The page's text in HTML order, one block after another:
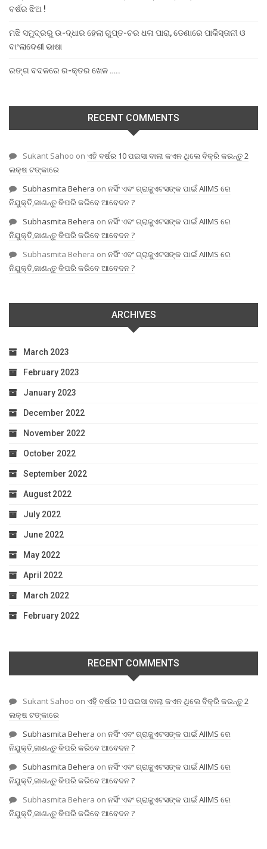
ବର୍ଷର ଝିଅ !
ମଝି ସମୁଦ୍ରରୁ ଉ-ଦ୍ଧାର ହେଲା ଗୁପ୍ତ-ଚର ଧଳା ପାରା, ଡେଣାରେ ପାକିସ୍ତାନୀ ଓ
ବାଂଲାଦେଶୀ ଭାଷା
ରଙ୍ଗ ବଦଳରେ ର-କ୍ତର ଖେଳ …..
RECENT COMMENTS
Sukant Sahoo on ଏହି ବର୍ଷର 10 ପଇସା ବାଲା କଏନ ଥିଲେ ବିକ୍ରି କରନ୍ତୁ 2
ଲକ୍ଷ ଟଙ୍କାରେ
Subhasmita Behera on ନର୍ସିଂ ଏବଂ ଗ୍ରାଜୁଏଟସଙ୍କ ପାଇଁ AIIMS ରେ
ନିଯୁକ୍ତି,ଜାଣନ୍ତୁ କିପରି କରିବେ ଆବେଦନ ?
Subhasmita Behera on ନର୍ସିଂ ଏବଂ ଗ୍ରାଜୁଏଟସଙ୍କ ପାଇଁ AIIMS ରେ
ନିଯୁକ୍ତି,ଜାଣନ୍ତୁ କିପରି କରିବେ ଆବେଦନ ?
Subhasmita Behera on ନର୍ସିଂ ଏବଂ ଗ୍ରାଜୁଏଟସଙ୍କ ପାଇଁ AIIMS ରେ
ନିଯୁକ୍ତି,ଜାଣନ୍ତୁ କିପରି କରିବେ ଆବେଦନ ?
ARCHIVES
March 2023
February 2023
January 2023
December 2022
November 2022
October 2022
September 2022
August 2022
July 2022
June 2022
May 2022
April 2022
March 2022
February 2022
RECENT COMMENTS
Sukant Sahoo on ଏହି ବର୍ଷର 10 ପଇସା ବାଲା କଏନ ଥିଲେ ବିକ୍ରି କରନ୍ତୁ 2
ଲକ୍ଷ ଟଙ୍କାରେ
Subhasmita Behera on ନର୍ସିଂ ଏବଂ ଗ୍ରାଜୁଏଟସଙ୍କ ପାଇଁ AIIMS ରେ
ନିଯୁକ୍ତି,ଜାଣନ୍ତୁ କିପରି କରିବେ ଆବେଦନ ?
Subhasmita Behera on ନର୍ସିଂ ଏବଂ ଗ୍ରାଜୁଏଟସଙ୍କ ପାଇଁ AIIMS ରେ
ନିଯୁକ୍ତି,ଜାଣନ୍ତୁ କିପରି କରିବେ ଆବେଦନ ?
Subhasmita Behera on ନର୍ସିଂ ଏବଂ ଗ୍ରାଜୁଏଟସଙ୍କ ପାଇଁ AIIMS ରେ
ନିଯୁକ୍ତି,ଜାଣନ୍ତୁ କିପରି କରିବେ ଆବେଦନ ?